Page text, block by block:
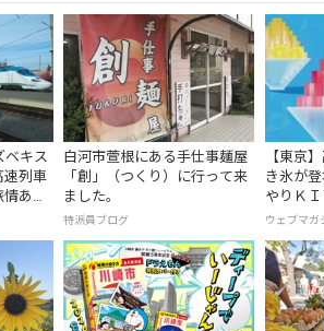
ベキス
速列車
あふ
白河市萱根にある手仕事麺屋
「創」（つくり）に行って来
ました。
特派員ブログ
【東京
き氷が
やりＫＩ
ら開催の
ウェブマガ